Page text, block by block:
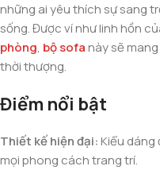
những ai yêu thích sự sang
sống. Được ví như linh hồn
phòng, bộ sofanày sẽ
thời thượng.
Điểm nổi bật
Thiết kế hiện đại:Kiểu dáng
mọi phong cách trang trí.